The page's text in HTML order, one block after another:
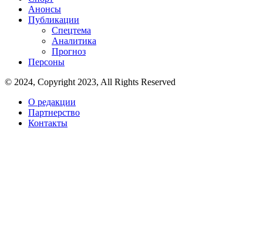
Анонсы
Публикации
Спецтема
Аналитика
Прогноз
Персоны
© 2024, Copyright 2023, All Rights Reserved
О редакции
Партнерство
Контакты